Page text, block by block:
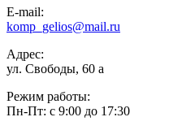
E-mail:
komp_gelios@mail.ru
Адрес:
ул. Свободы, 60 а
Режим работы:
Пн-Пт: с 9:00 до 17:30